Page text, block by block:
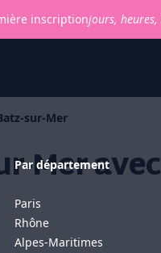
inscriptionjours, heures,
Par département
Paris
Rhône
Alpes-Maritimes
sur-Mer
Mer